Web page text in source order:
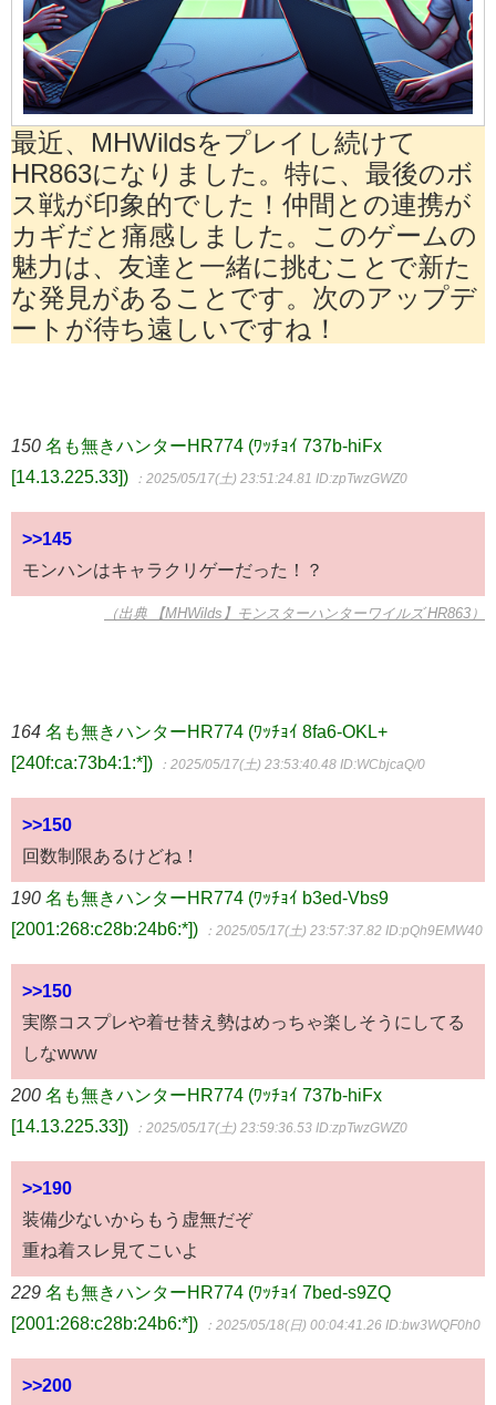
最近、MHWildsをプレイし続けて
HR863になりました。特に、最後のボ
ス戦が印象的でした！仲間との連携が
カギだと痛感しました。このゲームの
魅力は、友達と一緒に挑むことで新た
な発見があることです。次のアップデ
ートが待ち遠しいですね！
150 名も無きハンターHR774 (ﾜｯﾁｮｲ 737b-hiFx
[14.13.225.33])
：2025/05/17(土) 23:51:24.81 ID:zpTwzGWZ0
>>145
モンハンはキャラクリゲーだった！？
（出典 【MHWilds】モンスターハンターワイルズ HR863）
164 名も無きハンターHR774 (ﾜｯﾁｮｲ 8fa6-OKL+
[240f:ca:73b4:1:*])
：2025/05/17(土) 23:53:40.48 ID:WCbjcaQ/0
>>150
回数制限あるけどね！
190 名も無きハンターHR774 (ﾜｯﾁｮｲ b3ed-Vbs9
[2001:268:c28b:24b6:*])
：2025/05/17(土) 23:57:37.82 ID:pQh9EMW40
>>150
実際コスプレや着せ替え勢はめっちゃ楽しそうにしてる
しなwww
200 名も無きハンターHR774 (ﾜｯﾁｮｲ 737b-hiFx
[14.13.225.33])
：2025/05/17(土) 23:59:36.53 ID:zpTwzGWZ0
>>190
装備少ないからもう虚無だぞ
重ね着スレ見てこいよ
229 名も無きハンターHR774 (ﾜｯﾁｮｲ 7bed-s9ZQ
[2001:268:c28b:24b6:*])
：2025/05/18(日) 00:04:41.26 ID:bw3WQF0h0
>>200